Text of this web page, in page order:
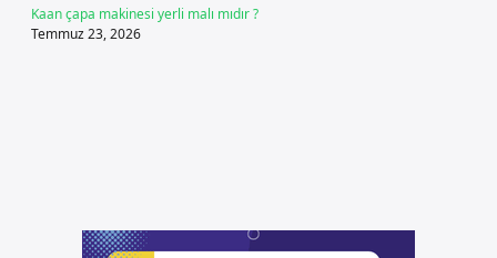
Kaan çapa makinesi yerli malı mıdır ?
Temmuz 23, 2026